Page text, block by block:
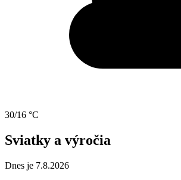
30/16 °C
Sviatky a výročia
Dnes je 7.8.2026